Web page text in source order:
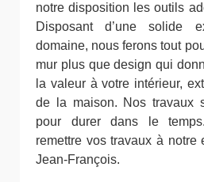
notre disposition les outils
Disposant d’une solide
domaine, nous ferons tout
mur plus que design qui
la valeur à votre intérieur,
de la maison. Nos travaux
pour durer dans le
remettre vos travaux à notre
Jean-François.